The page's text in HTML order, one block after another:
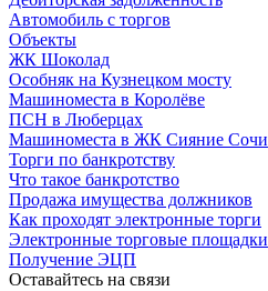
Автомобиль с торгов
Объекты
ЖК Шоколад
Особняк на Кузнецком мосту
Машиноместа в Королёве
ПСН в Люберцах
Машиноместа в ЖК Сияние Сочи
Торги по банкротству
Что такое банкротство
Продажа имущества должников
Как проходят электронные торги
Электронные торговые площадки
Получение ЭЦП
Оставайтесь на связи